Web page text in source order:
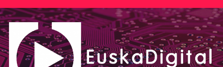
Saltar
al
contenido